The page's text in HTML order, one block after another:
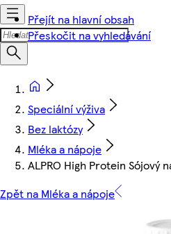
Přejít na hlavní obsah
Přeskočit na vyhledávání
Speciální výživa
Bez laktózy
Mléka a nápoje
ALPRO High Protein Sójový
Zpět na Mléka a nápoje